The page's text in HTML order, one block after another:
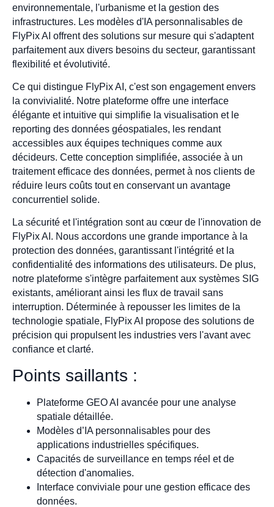
environnementale, l'urbanisme et la gestion des
infrastructures. Les modèles d'IA personnalisables de
FlyPix AI offrent des solutions sur mesure qui s'adaptent
parfaitement aux divers besoins du secteur, garantissant
flexibilité et évolutivité.
Ce qui distingue FlyPix AI, c'est son engagement envers
la convivialité. Notre plateforme offre une interface
élégante et intuitive qui simplifie la visualisation et le
reporting des données géospatiales, les rendant
accessibles aux équipes techniques comme aux
décideurs. Cette conception simplifiée, associée à un
traitement efficace des données, permet à nos clients de
réduire leurs coûts tout en conservant un avantage
concurrentiel solide.
La sécurité et l'intégration sont au cœur de l'innovation de
FlyPix AI. Nous accordons une grande importance à la
protection des données, garantissant l'intégrité et la
confidentialité des informations des utilisateurs. De plus,
notre plateforme s'intègre parfaitement aux systèmes SIG
existants, améliorant ainsi les flux de travail sans
interruption. Déterminée à repousser les limites de la
technologie spatiale, FlyPix AI propose des solutions de
précision qui propulsent les industries vers l'avant avec
confiance et clarté.
Points saillants :
Plateforme GEO AI avancée pour une analyse
spatiale détaillée.
Modèles d’IA personnalisables pour des
applications industrielles spécifiques.
Capacités de surveillance en temps réel et de
détection d'anomalies.
Interface conviviale pour une gestion efficace des
données.